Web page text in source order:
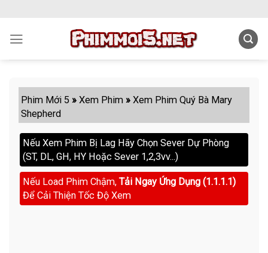
content
Phim Mới 5 »Xem Phim »Xem Phim Quý Bà Mary
Shepherd
Nếu Xem Phim Bị Lag Hãy Chọn Sever Dự Phòng
(ST, DL, GH, HY Hoặc Sever 1,2,3vv...)
Nếu Load Phim Chậm, Tải Ngay Ứng Dụng (1.1.1.1)
Để Cải Thiện Tốc Độ Xem